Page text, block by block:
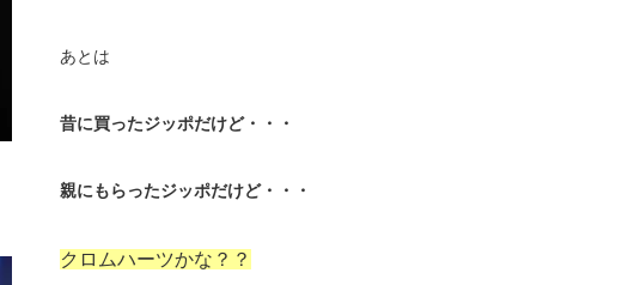
あとは
昔に買ったジッポだけど・・・
親にもらったジッポだけど・・・
クロムハーツかな？？